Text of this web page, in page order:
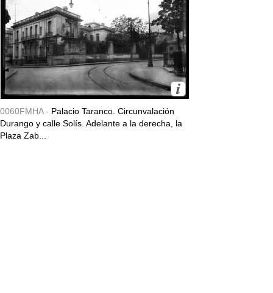
0060FMHA - Palacio Taranco. Circunvalación
Durango y calle Solís. Adelante a la derecha, la
Plaza Zab...